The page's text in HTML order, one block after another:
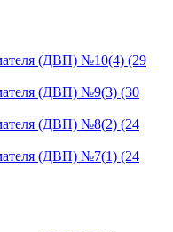
(ДВП) №10(4) (29
(ДВП) №9(3) (30
(ДВП) №8(2) (24
(ДВП) №7(1) (24